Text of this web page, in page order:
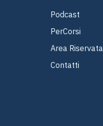
Podcast
PerCorsi
Area Riservata
Contatti